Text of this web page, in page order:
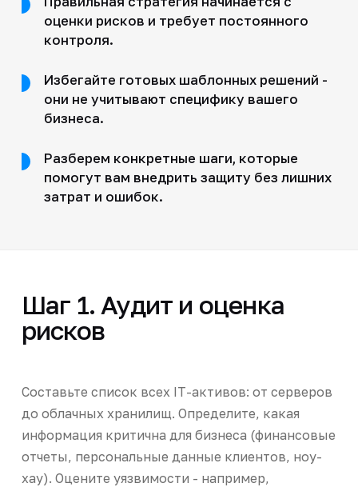
оценки рисков и требует постоянного
контроля.
Избегайте готовых шаблонных решений -
они не учитывают специфику вашего
бизнеса.
Разберем конкретные шаги, которые
помогут вам внедрить защиту без лишних
затрат и ошибок.
Шаг 1. Аудит и оценка
рисков
Составьте список всех IT-активов: от серверов
до облачных хранилищ. Определите, какая
информация критична для бизнеса (финансовые
отчеты, персональные данные клиентов, ноу-
хау). Оцените уязвимости - например,